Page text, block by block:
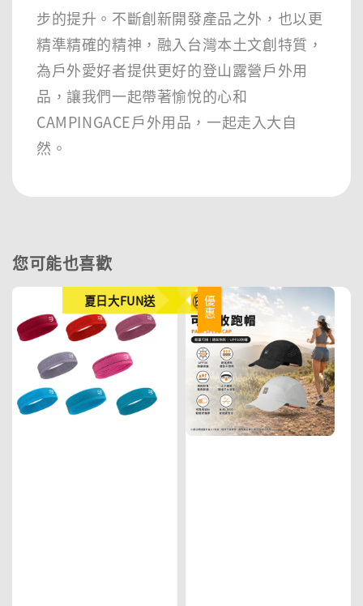
步的提升。不斷創新開發產品之外，也以更
精準精確的精神，融入台灣本土文創特質，
為戶外愛好者提供更好的登山露營戶外用
品，讓我們一起帶著愉悅的心和
CAMPINGACE戶外用品，一起走入大自
然。
您可能也喜歡
夏日大FUN送 優惠